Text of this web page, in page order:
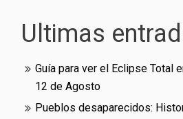
Ultimas
Guía para ver el Eclipse Total
12 de Agosto
Pueblos desaparecidos: